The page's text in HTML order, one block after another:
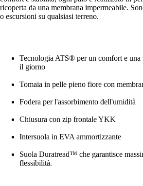
ricoperta da una membrana impermeabile.
o escursioni su qualsiasi terreno.
Tecnologia ATS® per un comfort e una
il giorno
Tomaia in pelle pieno fiore con
Fodera per l'assorbimento dell'umidità
Chiusura con zip frontale YKK
Intersuola in EVA ammortizzante
Suola Duratread™ che garantisce
flessibilità.